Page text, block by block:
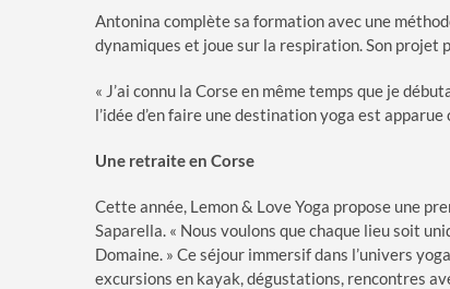
Antonina complète sa formation avec une
dynamiques et joue sur la respiration. Son
« J’ai connu la Corse en même temps que je
l’idée d’en faire une destination yoga est
Une retraite en Corse
Cette année, Lemon & Love Yoga propose une
Saparella. « Nous voulons que chaque lieu soit
Domaine. » Ce séjour immersif dans l’univers
excursions en kayak, dégustations, rencontres